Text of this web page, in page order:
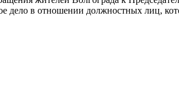
дело в отношении должностных лиц,